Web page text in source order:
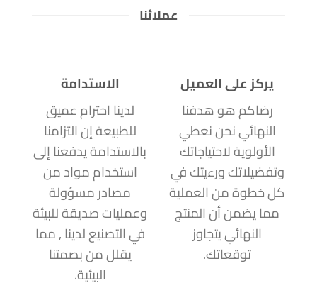
عملائنا
يركز على العميل
رضاكم هو هدفنا
النهائي نحن نعطي
الأولوية لاحتياجاتك
وتفضيلاتك ورءيتك في
كل خطوة من العملية
مما يضمن أن المنتج
النهائي يتجاوز
توقعاتك.
الاستدامة
لدينا احترام عميق
للطبيعة إن التزامنا
بالاستدامة يدفعنا إلى
استخدام مواد من
مصادر مسؤولة
وعمليات صديقة للبيئة
في التصنيع لدينا , مما
يقلل من بصمتنا
البيئية.